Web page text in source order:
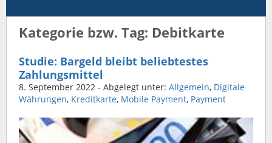
Kategorie bzw. Tag: Debitkarte
Studie: Bargeld bleibt beliebtestes
Zahlungsmittel
8. September 2022 - Abgelegt unter: Allgemein, Digitale
Währungen, Kreditkarte, Mobile Payment, Payment